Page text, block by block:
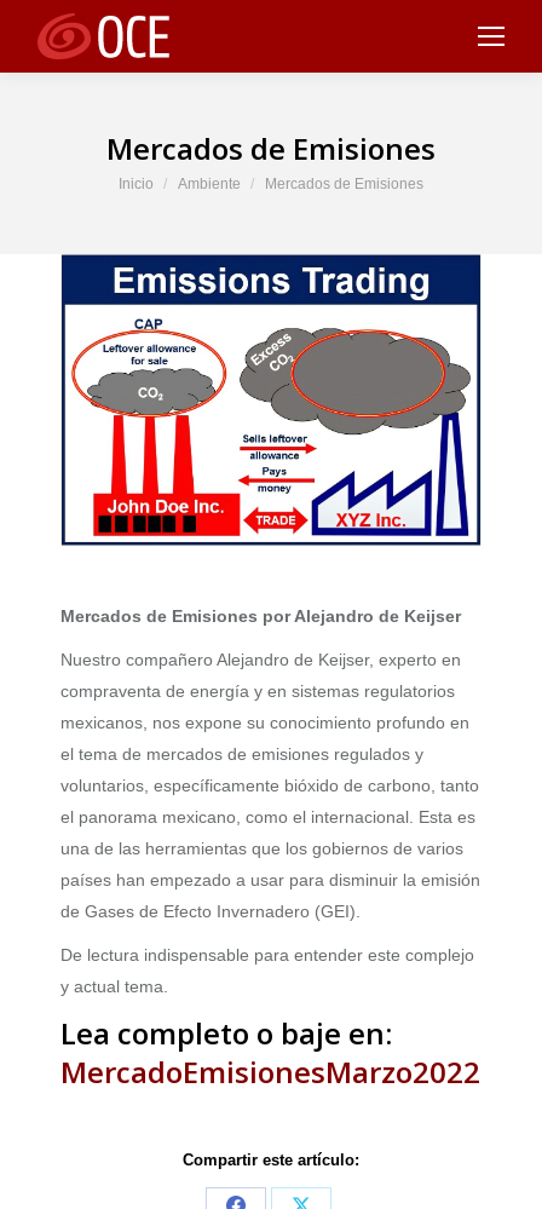
Mercados de Emisiones
Estás aquí:
Inicio Ambiente Mercados de Emisiones
Mercados de Emisiones por Alejandro de Keijser
Nuestro compañero Alejandro de Keijser, experto en
compraventa de energía y en sistemas regulatorios
mexicanos, nos expone su conocimiento profundo en
el tema de mercados de emisiones regulados y
voluntarios, específicamente bióxido de carbono, tanto
el panorama mexicano, como el internacional. Esta es
una de las herramientas que los gobiernos de varios
países han empezado a usar para disminuir la emisión
de Gases de Efecto Invernadero (GEI).
De lectura indispensable para entender este complejo
y actual tema.
Lea completo o baje en:
MercadoEmisionesMarzo2022
Compartir este artículo: